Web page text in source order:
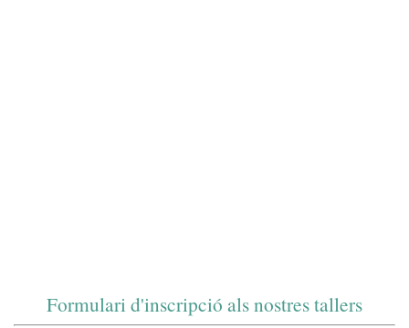
Formulari d'inscripció als nostres tallers